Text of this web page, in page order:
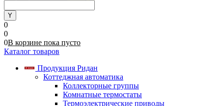
0
0
0В корзине пока пусто
Каталог товаров
Продукция Ридан
Коттеджная автоматика
Коллекторные группы
Комнатные термостаты
Термоэлектрические приводы